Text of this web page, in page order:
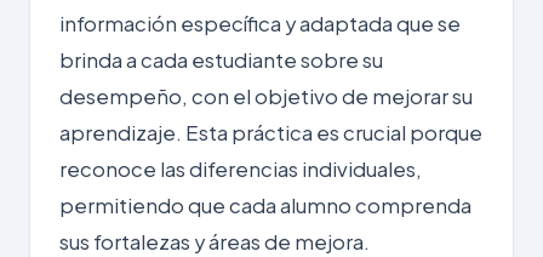
información específica y adaptada que se
brinda a cada estudiante sobre su
desempeño, con el objetivo de mejorar su
aprendizaje. Esta práctica es crucial porque
reconoce las diferencias individuales,
permitiendo que cada alumno comprenda
sus fortalezas y áreas de mejora.